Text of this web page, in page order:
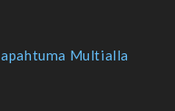
Multialla